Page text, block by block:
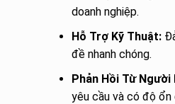
doanh nghiệp.
Hỗ Trợ Kỹ Thuật:
đề nhanh chóng.
Phản Hồi Từ Người
yêu cầu và có độ ổn